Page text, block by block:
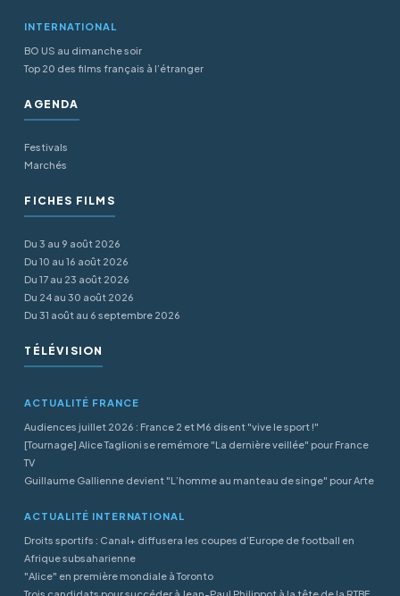
INTERNATIONAL
BO US au dimanche soir
Top 20 des films français à l’étranger
AGENDA
Festivals
Marchés
FICHES FILMS
Du 3 au 9 août 2026
Du 10 au 16 août 2026
Du 17 au 23 août 2026
Du 24 au 30 août 2026
Du 31 août au 6 septembre 2026
TÉLÉVISION
ACTUALITÉ FRANCE
Audiences juillet 2026 : France 2 et M6 disent "vive le sport !"
[Tournage] Alice Taglioni se remémore "La dernière veillée" pour France
TV
Guillaume Gallienne devient "L’homme au manteau de singe" pour Arte
ACTUALITÉ INTERNATIONAL
Droits sportifs : Canal+ diffusera les coupes d’Europe de football en
Afrique subsaharienne
"Alice" en première mondiale à Toronto